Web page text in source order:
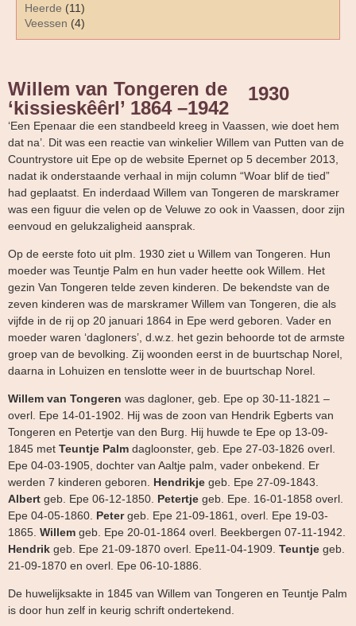
Heerde (11)
Veessen (4)
Willem van Tongeren de
‘kissieskêêrl’ 1864 –1942
1930
‘Een Epenaar die een standbeeld kreeg in Vaassen, wie doet hem
dat na’. Dit was een reactie van winkelier Willem van Putten van de
Countrystore uit Epe op de website Epernet op 5 december 2013,
nadat ik onderstaande verhaal in mijn column “Woar blif de tied”
had geplaatst. En inderdaad Willem van Tongeren de marskramer
was een figuur die velen op de Veluwe zo ook in Vaassen, door zijn
eenvoud en gelukzaligheid aansprak.
Op de eerste foto uit plm. 1930 ziet u Willem van Tongeren. Hun
moeder was Teuntje Palm en hun vader heette ook Willem. Het
gezin Van Tongeren telde zeven kinderen. De bekendste van de
zeven kinderen was de marskramer Willem van Tongeren, die als
vijfde in de rij op 20 januari 1864 in Epe werd geboren. Vader en
moeder waren ‘dagloners’, d.w.z. het gezin behoorde tot de armste
groep van de bevolking. Zij woonden eerst in de buurtschap Norel,
daarna in Lohuizen en tenslotte weer in de buurtschap Norel.
Willem van Tongeren was dagloner, geb. Epe op 30-11-1821 –
overl. Epe 14-01-1902. Hij was de zoon van Hendrik Egberts van
Tongeren en Petertje van den Burg. Hij huwde te Epe op 13-09-
1845 met Teuntje Palm dagloonster, geb. Epe 27-03-1826 overl.
Epe 04-03-1905, dochter van Aaltje palm, vader onbekend. Er
werden 7 kinderen geboren. Hendrikje geb. Epe 27-09-1843.
Albert geb. Epe 06-12-1850. Petertje geb. Epe. 16-01-1858 overl.
Epe 04-05-1860. Petergeb. Epe 21-09-1861, overl. Epe 19-03-
1865. Willem geb. Epe 20-01-1864 overl. Beekbergen 07-11-1942.
Hendrik geb. Epe 21-09-1870 overl. Epe11-04-1909. Teuntje geb.
21-09-1870 en overl. Epe 06-10-1886.
De huwelijksakte in 1845 van Willem van Tongeren en Teuntje Palm
is door hun zelf in keurig schrift ondertekend.